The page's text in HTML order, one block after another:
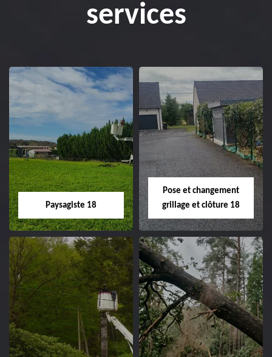
services
Paysagiste 18
Paysagiste 18
Artisan paysagiste 18
Cher tel: 02.52.56.49.40
Pose et changement
grillage et clôture 18
Pose et
changement
grillage et clôture
18